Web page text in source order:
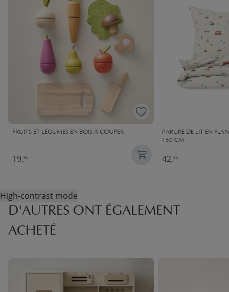
FRUITS ET LÉGUMES EN BOIS À COUPER
19,95
PARURE DE LIT EN
150 CM
42,95
High-contrast mode
D'AUTRES ONT ÉGALEMENT
ACHETÉ